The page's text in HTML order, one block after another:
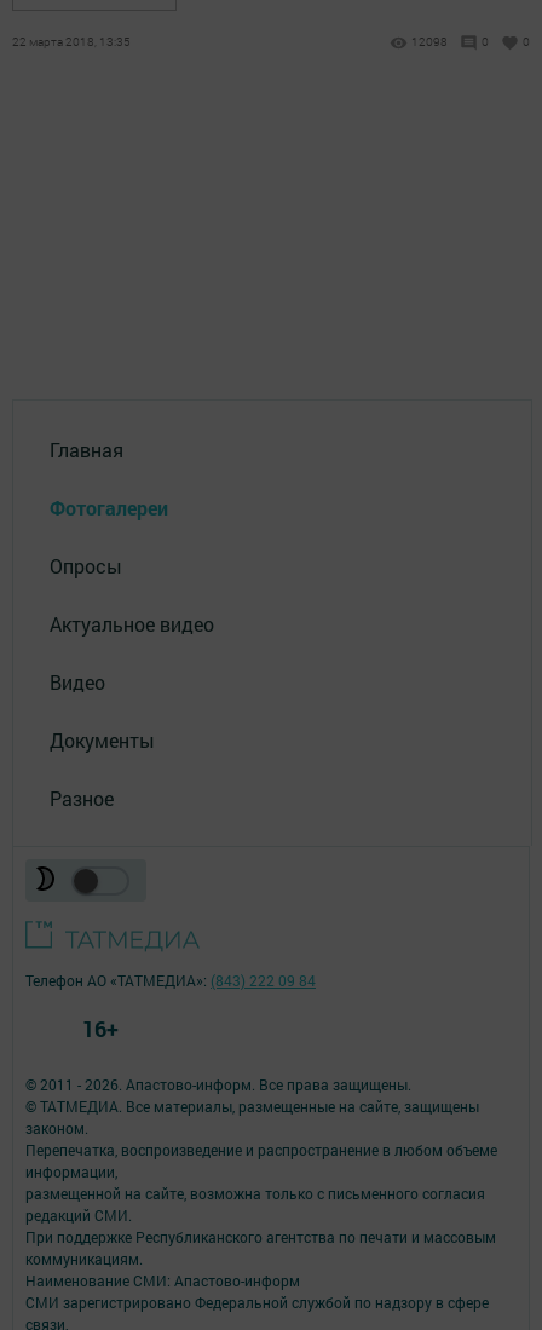
22 марта 2018, 13:35 12098 0 0
Главная
Фотогалереи
Опросы
Актуальное видео
Видео
Документы
Разное
© 2011 - 2026. Апастово-информ. Все права защищены.
© ТАТМЕДИА. Все материалы, размещенные на сайте, защищены
законом.
Перепечатка, воспроизведение и распространение в любом объеме
информации,
размещенной на сайте, возможна только с письменного согласия
редакций СМИ.
При поддержке Республиканского агентства по печати и массовым
коммуникациям.
Наименование СМИ: Апастово-информ
СМИ зарегистрировано Федеральной службой по надзору в сфере
связи,
Телефон АО «ТАТМЕДИА»: (843) 222 09 84
16+